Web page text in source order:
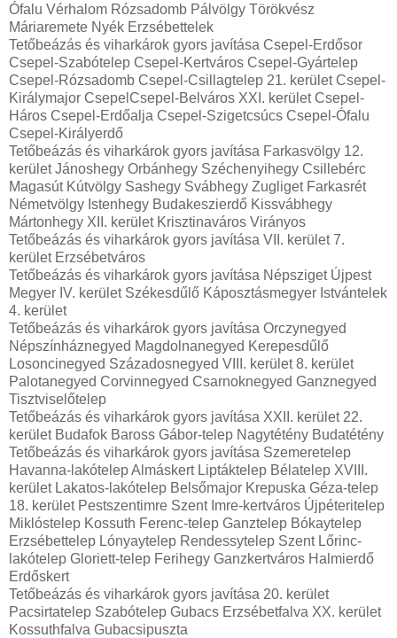
Ófalu Vérhalom Rózsadomb Pálvölgy Törökvész
Máriaremete Nyék Erzsébettelek
Tetőbeázás és viharkárok gyors javítása Csepel-Erdősor
Csepel-Szabótelep Csepel-Kertváros Csepel-Gyártelep
Csepel-Rózsadomb Csepel-Csillagtelep 21. kerület Csepel-
Királymajor CsepelCsepel-Belváros XXI. kerület Csepel-
Háros Csepel-Erdőalja Csepel-Szigetcsúcs Csepel-Ófalu
Csepel-Királyerdő
Tetőbeázás és viharkárok gyors javítása Farkasvölgy 12.
kerület Jánoshegy Orbánhegy Széchenyihegy Csillebérc
Magasút Kútvölgy Sashegy Svábhegy Zugliget Farkasrét
Németvölgy Istenhegy Budakeszierdő Kissvábhegy
Mártonhegy XII. kerület Krisztinaváros Virányos
Tetőbeázás és viharkárok gyors javítása VII. kerület 7.
kerület Erzsébetváros
Tetőbeázás és viharkárok gyors javítása Népsziget Újpest
Megyer IV. kerület Székesdűlő Káposztásmegyer Istvántelek
4. kerület
Tetőbeázás és viharkárok gyors javítása Orczynegyed
Népszínháznegyed Magdolnanegyed Kerepesdűlő
Losoncinegyed Századosnegyed VIII. kerület 8. kerület
Palotanegyed Corvinnegyed Csarnoknegyed Ganznegyed
Tisztviselőtelep
Tetőbeázás és viharkárok gyors javítása XXII. kerület 22.
kerület Budafok Baross Gábor-telep Nagytétény Budatétény
Tetőbeázás és viharkárok gyors javítása Szemeretelep
Havanna-lakótelep Almáskert Liptáktelep Bélatelep XVIII.
kerület Lakatos-lakótelep Belsőmajor Krepuska Géza-telep
18. kerület Pestszentimre Szent Imre-kertváros Újpéteritelep
Miklóstelep Kossuth Ferenc-telep Ganztelep Bókaytelep
Erzsébettelep Lónyaytelep Rendessytelep Szent Lőrinc-
lakótelep Gloriett-telep Ferihegy Ganzkertváros Halmierdő
Erdőskert
Tetőbeázás és viharkárok gyors javítása 20. kerület
Pacsirtatelep Szabótelep Gubacs Erzsébetfalva XX. kerület
Kossuthfalva Gubacsipuszta